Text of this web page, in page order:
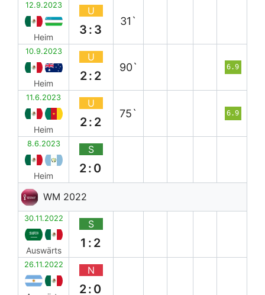
12.9.2023
Heim
U
3:3
31`
10.9.2023
Heim
U
2:2
90` 6.9
11.6.2023
Heim
U
2:2
75` 6.9
8.6.2023
Heim
S
2:0
WM 2022
30.11.2022
Auswärts
S
1:2
26.11.2022 N
2:0